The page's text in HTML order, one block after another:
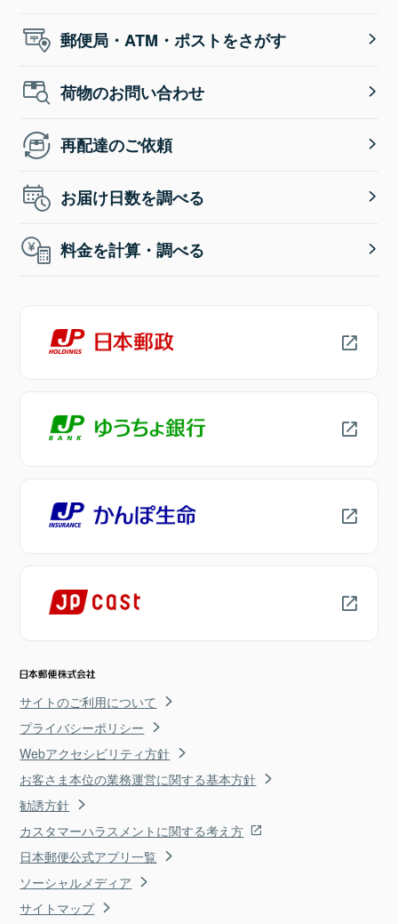
郵便局・ATM・ポストをさがす
荷物のお問い合わせ
再配達のご依頼
お届け日数を調べる
料金を計算・調べる
サイトのご利用について
プライバシーポリシー
Webアクセシビリティ方針
お客さま本位の業務運営に関する基本方針
勧誘方針
カスタマーハラスメントに関する考え方
日本郵便公式アプリ一覧
ソーシャルメディア
サイトマップ